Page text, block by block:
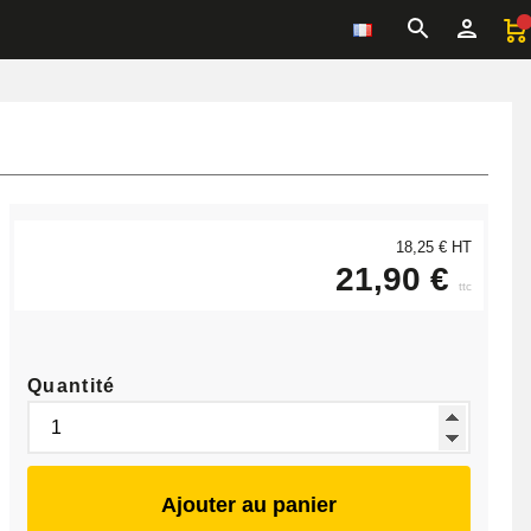
18,25 € HT
21,90 € ttc
Quantité
Ajouter au panier